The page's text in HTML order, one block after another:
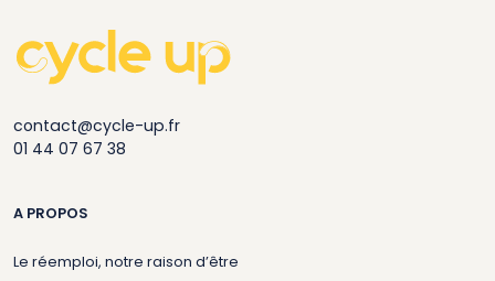
contact@cycle-up.fr
01 44 07 67 38
A PROPOS
Le réemploi, notre raison d’être